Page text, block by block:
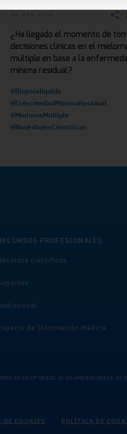
¿Ha llegado el momento de
decisiones clínicas en el
múltiple en base a la
mínima residual?
#Biopsialiquida
#EnfermedadMinimaResidual
#MielomaMultiple
#NovedadesCientificas
PROFESIONALES
científicos
de Información Médica
DE COOKIES POLÍTICA DE
SC-ES-CP-00101, SC-ES-AMG145-00103,